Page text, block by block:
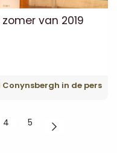
van 2019
Conynsbergh in de pers
4 5